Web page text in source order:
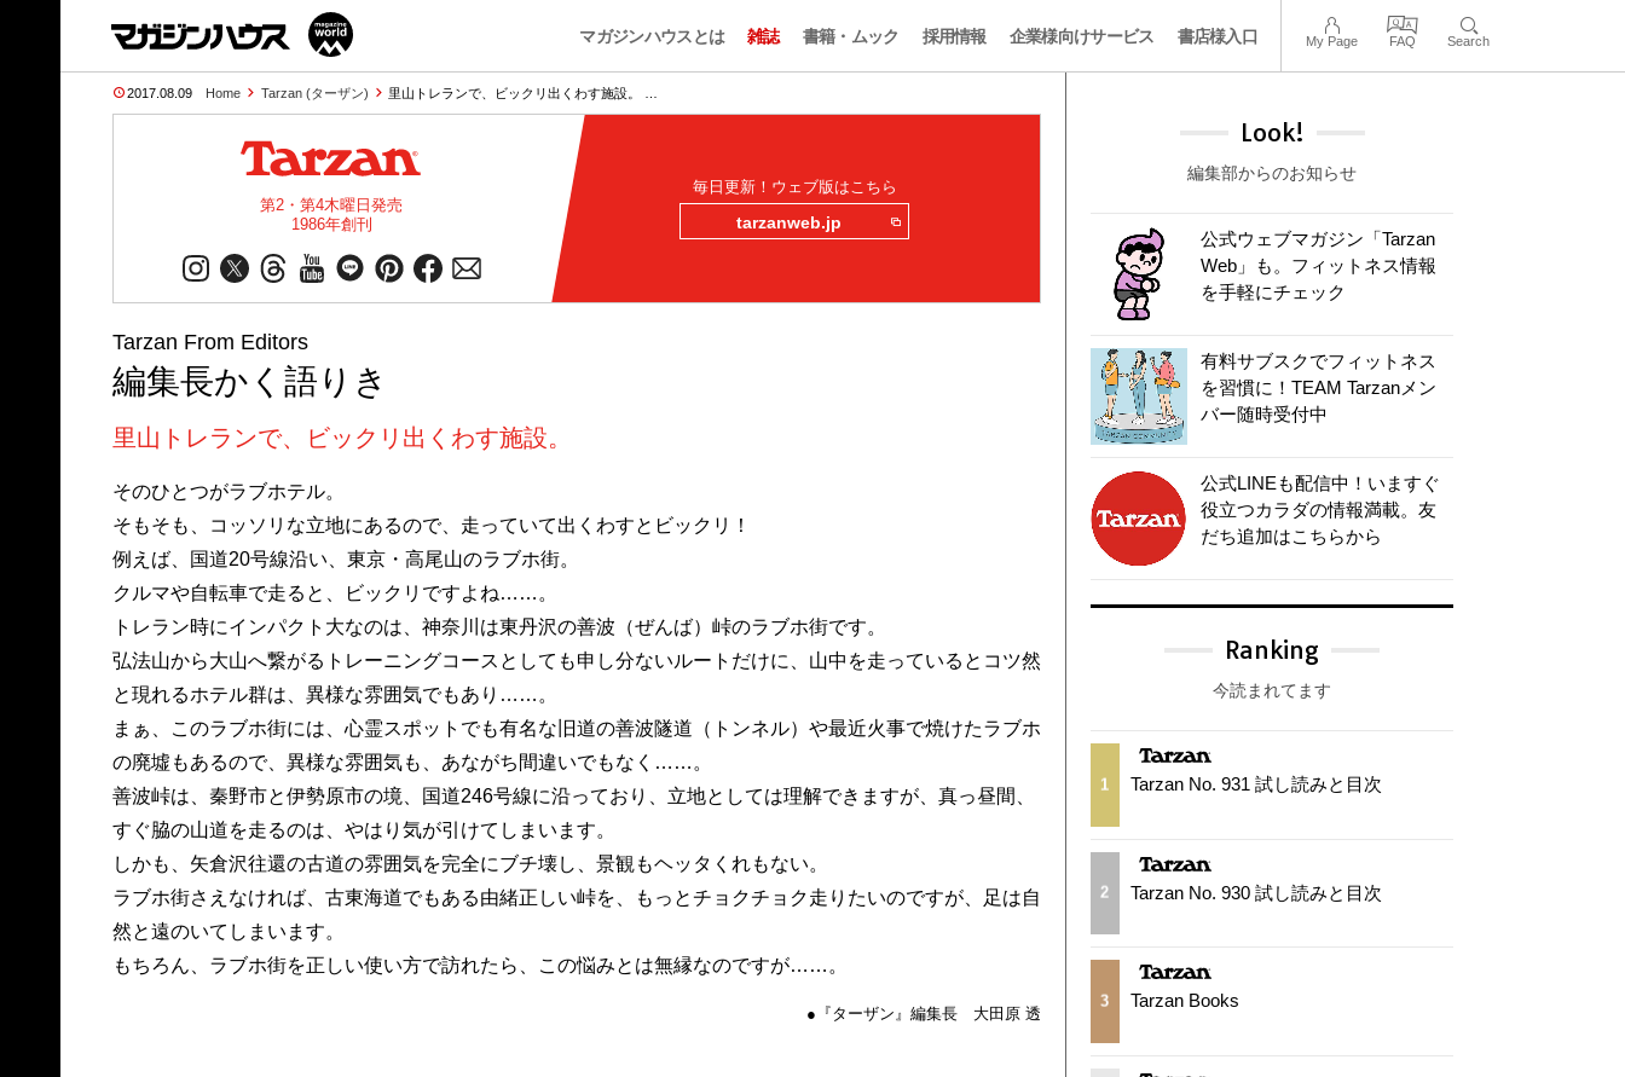
マガジンハウスとは 雑誌 書籍・ムック 採用情報 企業様向けサービス 書店様入口 My Page FAQ Search
2017.08.09 Home Tarzan (ターザン) 里山トレランで、ビックリ出くわす施設。 …
第2・第4木曜日発売
1986年創刊
毎日更新！ウェブ版はこちら
tarzanweb.jp
Tarzan From Editors
編集長かく語りき
里山トレランで、ビックリ出くわす施設。
そのひとつがラブホテル。
そもそも、コッソリな立地にあるので、走っていて出くわすとビックリ！
例えば、国道20号線沿い、東京・高尾山のラブホ街。
クルマや自転車で走ると、ビックリですよね……。
トレラン時にインパクト大なのは、神奈川は東丹沢の善波（ぜんば）峠のラブホ街です。
弘法山から大山へ繋がるトレーニングコースとしても申し分ないルートだけに、山中を走っているとコツ然
と現れるホテル群は、異様な雰囲気でもあり……。
まぁ、このラブホ街には、心霊スポットでも有名な旧道の善波隧道（トンネル）や最近火事で焼けたラブホ
の廃墟もあるので、異様な雰囲気も、あながち間違いでもなく……。
善波峠は、秦野市と伊勢原市の境、国道246号線に沿っており、立地としては理解できますが、真っ昼間、
すぐ脇の山道を走るのは、やはり気が引けてしまいます。
しかも、矢倉沢往還の古道の雰囲気を完全にブチ壊し、景観もヘッタくれもない。
ラブホ街さえなければ、古東海道でもある由緒正しい峠を、もっとチョクチョク走りたいのですが、足は自
然と遠のいてしまいます。
もちろん、ラブホ街を正しい使い方で訪れたら、この悩みとは無縁なのですが……。
●『ターザン』編集長 大田原 透
Look!
編集部からのお知らせ
公式ウェブマガジン「Tarzan
Web」も。フィットネス情報
を手軽にチェック
有料サブスクでフィットネス
を習慣に！TEAM Tarzanメン
バー随時受付中
公式LINEも配信中！いますぐ
役立つカラダの情報満載。友
だち追加はこちらから
Ranking
今読まれてます
1 Tarzan No. 931 試し読みと目次
2 Tarzan No. 930 試し読みと目次
3 Tarzan Books